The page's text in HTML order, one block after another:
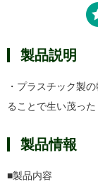
製品説明
・プラスチック製
ることで生い茂っ
製品情報
■製品内容